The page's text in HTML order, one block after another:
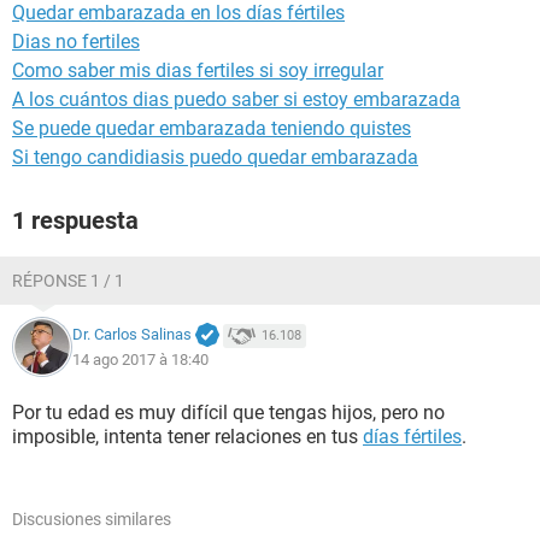
Quedar embarazada en los días fértiles
Dias no fertiles
Como saber mis dias fertiles si soy irregular
A los cuántos dias puedo saber si estoy embarazada
Se puede quedar embarazada teniendo quistes
Si tengo candidiasis puedo quedar embarazada
1 respuesta
RÉPONSE 1 / 1
Dr. Carlos Salinas 16.108
14 ago 2017 à 18:40
Por tu edad es muy difícil que tengas hijos, pero no
imposible, intenta tener relaciones en tus días fértiles.
Discusiones similares